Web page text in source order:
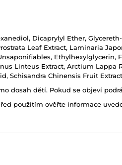
Dicaprylyl Ether,
Leaf Extract, Laminaria
Ethylhexylglycerin,
Linteus Extract, Arctium
Schisandra Chinensis Fruit
dosah dětí. Pokud se objeví
použitím ověřte informace